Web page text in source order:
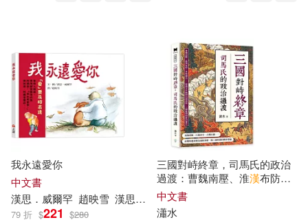
墨刻編輯部(45) 尚月地(45)
AI-PROJECT(44) 劉清松(44)
張國見（主編）(44)
海豚傳媒(44)
中國對外翻譯出版公司(381)
人民文學出版社(377)
化學工業出版社(375)
時報出版(374) 悅文社(371)
我永遠愛你
中文書
漢思．威爾罕 趙映雪 漢思．威爾罕（Hans Wilhelm）
79 折 $221 $280
三國對峙終章，司馬氏的政治
過渡：曹魏南壓、淮漢布防、
多線調兵……從鼎立平衡到內
部消耗，三國後期的政治運作
中文書
瀟水